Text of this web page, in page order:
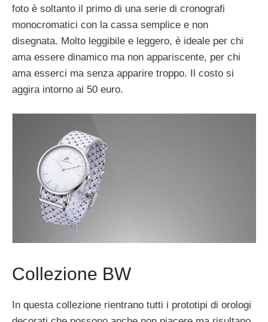
foto è soltanto il primo di una serie di cronografi
monocromatici con la cassa semplice e non
disegnata. Molto leggibile e leggero, è ideale per chi
ama essere dinamico ma non appariscente, per chi
ama esserci ma senza apparire troppo. Il costo si
aggira intorno ai 50 euro.
Collezione BW
In questa collezione rientrano tutti i prototipi di orologi